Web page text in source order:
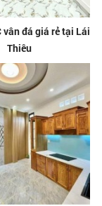
vân đá giá rẻ tại Lái
Thiêu